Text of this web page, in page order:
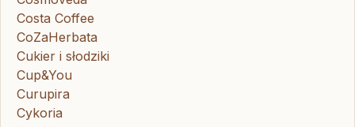
Costa Coffee
CoZaHerbata
Cukier i słodziki
Cup&You
Curupira
Cykoria